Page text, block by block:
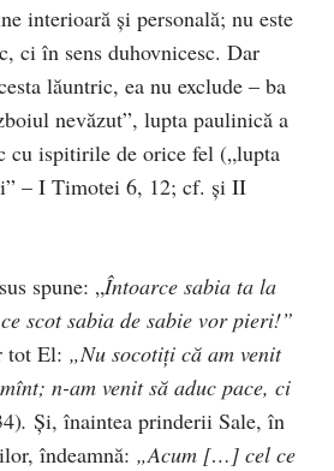
interioară şi personală; nu este
ci în sens duhovnicesc. Dar
lăuntric, ea nu exclude – ba
nevăzut”, lupta paulinică a
cu ispitirile de orice fel („lupta
– I Timotei 6, 12; cf. şi II
spune: „Întoarce sabia ta la
scot sabia de sabie vor pieri!”
tot El: „Nu socotiţi că am venit
n-am venit să aduc pace, ci
. Şi, înaintea prinderii Sale, în
îndeamnă: „Acum […] cel ce